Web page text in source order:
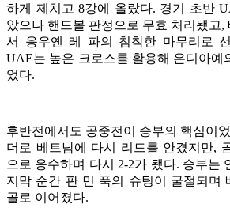
하게 제치고 8강에 올랐다. 경기 초반
았으나 핸드볼 판정으로 무효 처리됐고,
서 응우옌 레 파의 침착한 마무리로
UAE는 높은 크로스를 활용해 은디아예
었다.
후반전에서도 공중전이 승부의 핵심이
더로 베트남에 다시 리드를 안겼지만,
으로 응수하며 다시 2-2가 됐다. 승부는
지막 순간 판 민 푹의 슈팅이 굴절되며
골로 이어졌다.